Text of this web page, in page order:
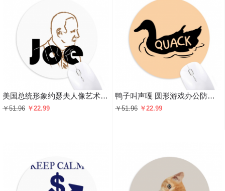
美国总统形象约瑟夫人像艺术 圆形游戏办公防滑橡胶鼠标垫礼物
￥51.96 ￥22.99
鸭子叫声嘎 圆形游戏办公防滑橡胶鼠标垫礼物
￥51.96 ￥22.99